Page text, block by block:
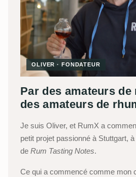
OLIVER · FONDATEUR
Par des amateurs
des amateurs de
Je suis Oliver, et RumX a
petit projet passionné à Stuttgart,
de Rum Tasting Notes.
Ce qui a commencé comme mon